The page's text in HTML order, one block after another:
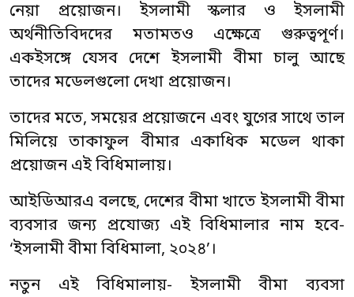
নেয়া প্রয়োজন। ইসলামী স্কলার ও ইসলামী
অর্থনীতিবিদদের মতামতও এক্ষেত্রে গুরুত্বপূর্ণ।
একইসঙ্গে যেসব দেশে ইসলামী বীমা চালু আছে
তাদের মডেলগুলো দেখা প্রয়োজন।
তাদের মতে, সময়ের প্রয়োজনে এবং যুগের সাথে তাল
মিলিয়ে তাকাফুল বীমার একাধিক মডেল থাকা
প্রয়োজন এই বিধিমালায়।
আইডিআরএ বলছে, দেশের বীমা খাতে ইসলামী বীমা
ব্যবসার জন্য প্রযোজ্য এই বিধিমালার নাম হবে-
‘ইসলামী বীমা বিধিমালা, ২০২৪’।
নতুন এই বিধিমালায়- ইসলামী বীমা ব্যবসা